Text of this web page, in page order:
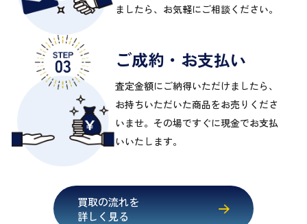
ましたら、お気軽にご相談ください。
ご成約・お支払い
査定金額にご納得いただけましたら、
お持ちいただいた商品をお売りくださ
いませ。その場ですぐに現金でお支払
いいたします。
買取の流れを
詳しく見る